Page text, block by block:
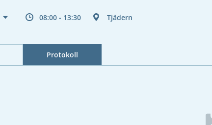
08:00 - 13:30 Tjädern
Protokoll